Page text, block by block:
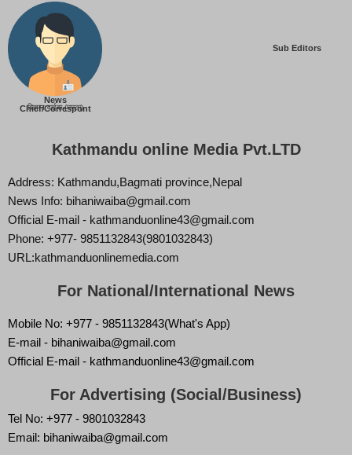
News
Chief/Correspont
बिज्ञान वाईबा (ममता)
Sub Editors
Kathmandu online Media Pvt.LTD
Address: Kathmandu,Bagmati province,Nepal
News Info: bihaniwaiba@gmail.com
Official E-mail - kathmanduonline43@gmail.com
Phone: +977- 9851132843(9801032843)
URL:kathmanduonlinemedia.com
For National/International News
Mobile No: +977 - 9851132843(What's App)
E-mail - bihaniwaiba@gmail.com
Official E-mail - kathmanduonline43@gmail.com
For Advertising (Social/Business)
Tel No: +977 - 9801032843
Email: bihaniwaiba@gmail.com